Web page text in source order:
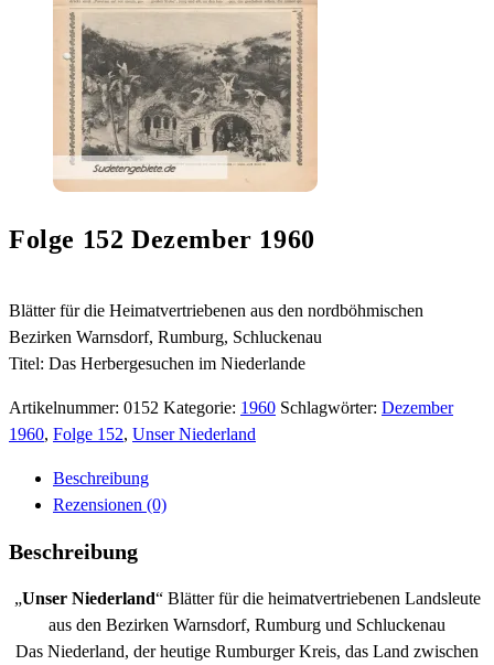
Folge 152 Dezember 1960
Blätter für die Heimatvertriebenen aus den nordböhmischen
Bezirken Warnsdorf, Rumburg, Schluckenau
Titel: Das Herbergesuchen im Niederlande
Artikelnummer: 0152 Kategorie: 1960 Schlagwörter: Dezember
1960, Folge 152, Unser Niederland
Beschreibung
Rezensionen (0)
Beschreibung
„Unser Niederland“ Blätter für die heimatvertriebenen Landsleute
aus den Bezirken Warnsdorf, Rumburg und Schluckenau
Das Niederland, der heutige Rumburger Kreis, das Land zwischen